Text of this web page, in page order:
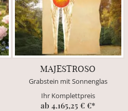
MAJESTROSO
Grabstein mit Sonnenglas
Ihr Komplettpreis
ab 4.165,25 € €*